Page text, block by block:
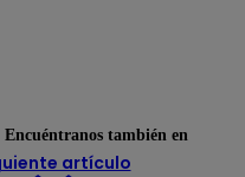
artículo
Encuéntranos también en